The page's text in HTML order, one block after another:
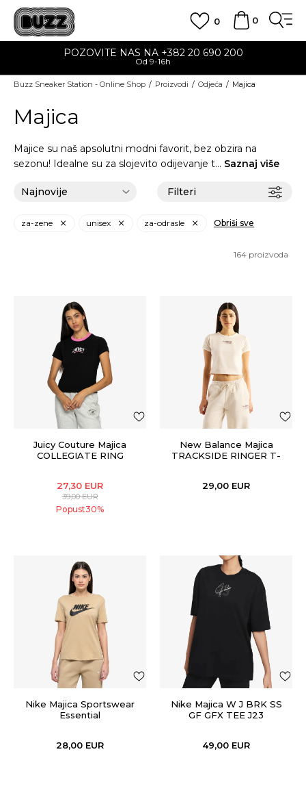
0
0
POZOVITE NAS NA +382 20 690 200
Od 9-16h
Buzz Sneaker Station - Online Shop Proizvodi Odjeća Majica
Majica
Majice su naš apsolutni modni favorit, bez obzira na
sezonu! Idealne su za slojevito odijevanje t... Saznaj više
Filteri
za-zene unisex za-odrasle Obriši sve
164 proizvoda
Juicy Couture Majica
COLLEGIATE RING
27,30 EUR
39,00EUR
Popust30%
New Balance Majica
TRACKSIDE RINGER T-
29,00 EUR
Nike Majica Sportswear
Essential
28,00 EUR
Nike Majica W J BRK SS
GF GFX TEE J23
49,00 EUR